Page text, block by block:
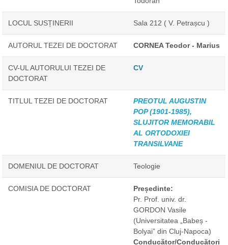
LOCUL SUSȚINERII Sala 212 ( V. Petrașcu )
AUTORUL TEZEI DE DOCTORAT CORNEA Teodor - Marius
CV-UL AUTORULUI TEZEI DE
DOCTORAT
CV
TITLUL TEZEI DE DOCTORAT
PREOTUL AUGUSTIN
POP (1901-1985),
SLUJITOR MEMORABIL
AL ORTODOXIEI
TRANSILVANE
DOMENIUL DE DOCTORAT Teologie
COMISIA DE DOCTORAT
Președinte:
Pr. Prof. univ. dr.
GORDON Vasile
(Universitatea „Babeș -
Bolyai” din Cluj-Napoca)
Conducător/Conducători